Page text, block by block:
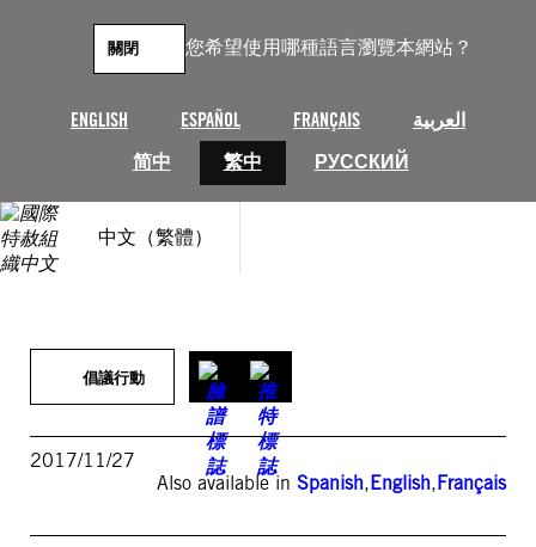
您希望使用哪種語言瀏覽本網站？
ENGLISH ESPAÑOL FRANÇAIS
العربية
简中
繁中 РУССКИЙ
關閉
中文（繁體）
倡議行動
2017/11/27
Also available in Spanish,English,Français